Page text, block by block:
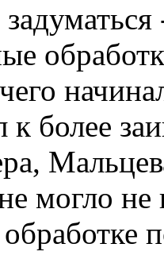
к более
могло не